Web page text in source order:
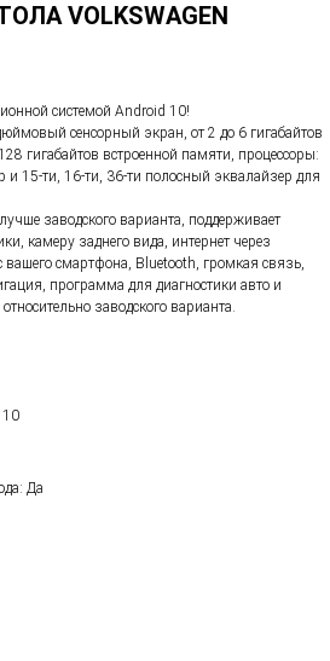
VOLKSWAGEN
системой Android 10!
сенсорный экран, от 2 до 6 гигабайтов
гигабайтов встроенной памяти, процессоры:
и 15-ти, 16-ти, 36-ти полосный эквалайзер для
заводского варианта, поддерживает
камеру заднего вида, интернет через
смартфона, Bluetooth, громкая связь,
программа для диагностики авто и
заводского варианта.
10
Да